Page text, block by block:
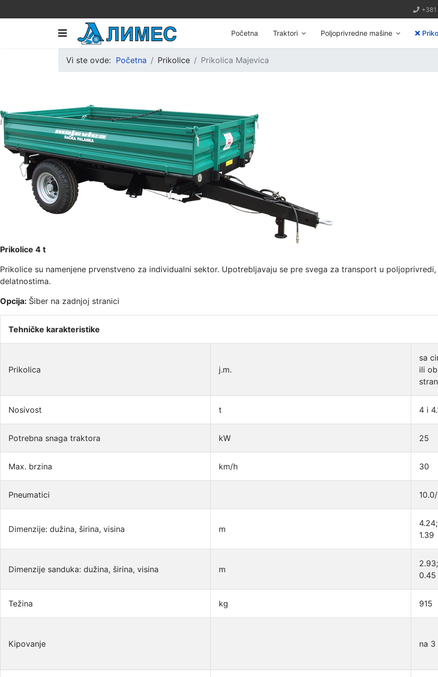
Početna Traktori Poljoprivredne mašine
Vi ste ovde: Početna Prikolice Prikolica Majevica
Prikolice 4 t
Prikolice su namenjene prvenstveno za individualni sektor. Upotrebljavaju se pre svega za transport u
delatnostima.
Opcija: Šiber na zadnjoj stranici
Tehničke karakteristike
Prikolica j.m.
sa
ili
Nosivost t 4 i
Potrebna snaga traktora kW 25
Max. brzina km/h 30
Pneumatici
Dimenzije: dužina, širina, visina m
1.39
Dimenzije sanduka: dužina, širina, visina m
0.45
Težina kg 915
Kipovanje na 3